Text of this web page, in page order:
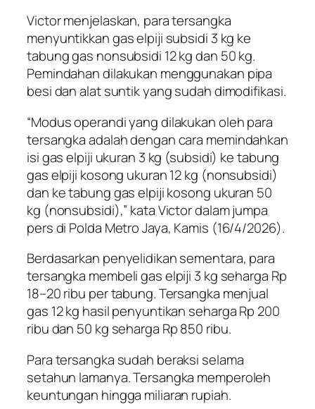
Victor menjelaskan, para tersangka
menyuntikkan gas elpiji subsidi 3 kg ke
tabung gas nonsubsidi 12 kg dan 50 kg.
Pemindahan dilakukan menggunakan pipa
besi dan alat suntik yang sudah dimodifikasi.
“Modus operandi yang dilakukan oleh para
tersangka adalah dengan cara memindahkan
isi gas elpiji ukuran 3 kg (subsidi) ke tabung
gas elpiji kosong ukuran 12 kg (nonsubsidi)
dan ke tabung gas elpiji kosong ukuran 50
kg (nonsubsidi),” kata Victor dalam jumpa
pers di Polda Metro Jaya, Kamis (16/4/2026).
Berdasarkan penyelidikan sementara, para
tersangka membeli gas elpiji 3 kg seharga Rp
18–20 ribu per tabung. Tersangka menjual
gas 12 kg hasil penyuntikan seharga Rp 200
ribu dan 50 kg seharga Rp 850 ribu.
Para tersangka sudah beraksi selama
setahun lamanya. Tersangka memperoleh
keuntungan hingga miliaran rupiah.